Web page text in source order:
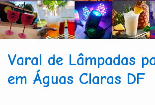
Varal de Lâmpadas
em Águas Claras DF